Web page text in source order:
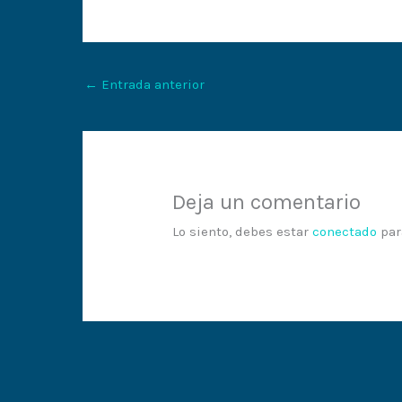
← Entrada anterior
Deja un comentario
Lo siento, debes estarconectado